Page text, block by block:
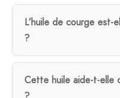
L’huile de courge
?
Cette huile aide-t-elle